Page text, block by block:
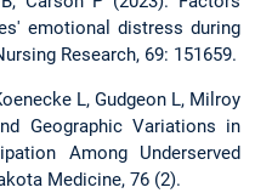
emotional distress during
Research, 69: 151659.
L, Gudgeon L, Milroy
Geographic Variations in
Among Underserved
Medicine, 76 (2).